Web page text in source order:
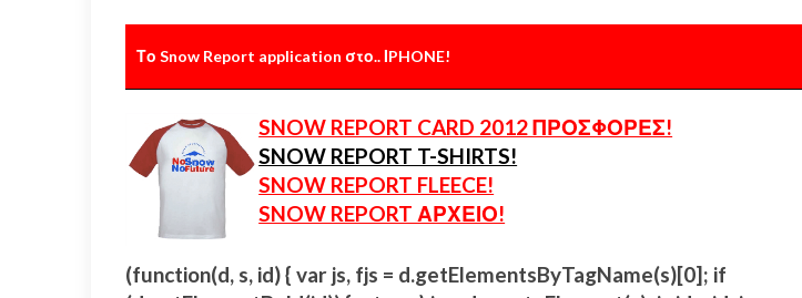
Το Snow Report application στο.. ΙPHONE!
SNOW REPORT CARD 2012 ΠΡΟΣΦΟΡΕΣ!
SNOW REPORT T-SHIRTS!
SNOW REPORT FLEECE!
SNOW REPORT ΑΡΧΕΙΟ!
(function(d, s, id) { var js, fjs = d.getElementsByTagName(s)[0]; if